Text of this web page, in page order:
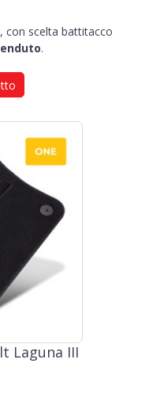
, con scelta battitacco
.
Laguna III